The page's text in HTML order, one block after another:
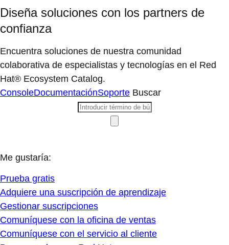
Diseña soluciones con los partners de
confianza
Encuentra soluciones de nuestra comunidad
colaborativa de especialistas y tecnologías en el Red
Hat® Ecosystem Catalog.
ConsoleDocumentaciónSoporte Buscar
Me gustaría:
Prueba gratis
Adquiere una suscripción de aprendizaje
Gestionar suscripciones
Comuníquese con la oficina de ventas
Comuníquese con el servicio al cliente